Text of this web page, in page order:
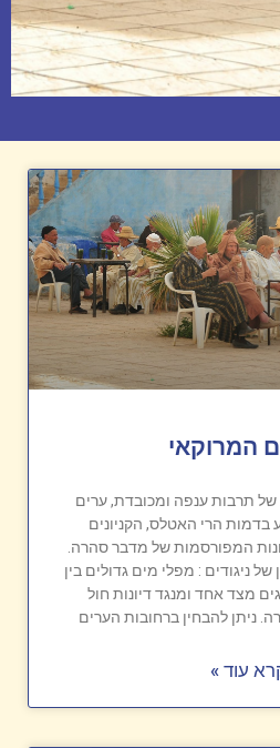
המרוקאי
של תרבות ענפה ומכובדת, ערים
בדמות הרי האטלס, הקניונים
המפורסמות של מדבר סהרה.
של ניגודים : מפלי מים גדולים בין
מצד אחד ומנגד דיונות חול
ניתן להבחין ברחובות הערים
עוד »